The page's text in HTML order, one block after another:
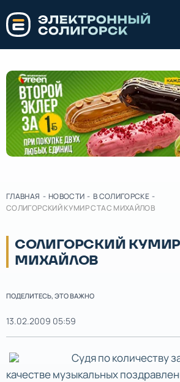
ГЛАВНАЯ - НОВОСТИ - В СОЛИГОРСКЕ -
СОЛИГОРСКИЙ КУМИР СТАС МИХАЙЛОВ
СОЛИГОРСКИЙ
МИХАЙЛОВ
ПОДЕЛИТЕСЬ, ЭТО ВАЖНО
13.02.2009 05:59
Судя по количеству
качестве музыкальных